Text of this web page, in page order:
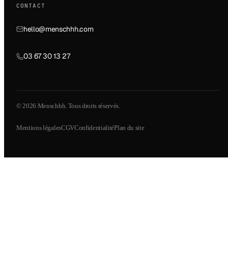
CONTACT
hello@menschhh.com
03 67 30 13 27
© 2026 Menschhh. Tous droits réservés.
Mentions légalesCGVConfidentialitéPlan du site